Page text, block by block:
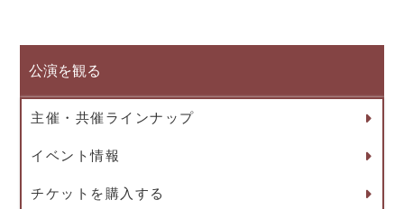
公演を観る
主催・共催ラインナップ
イベント情報
チケットを購入する